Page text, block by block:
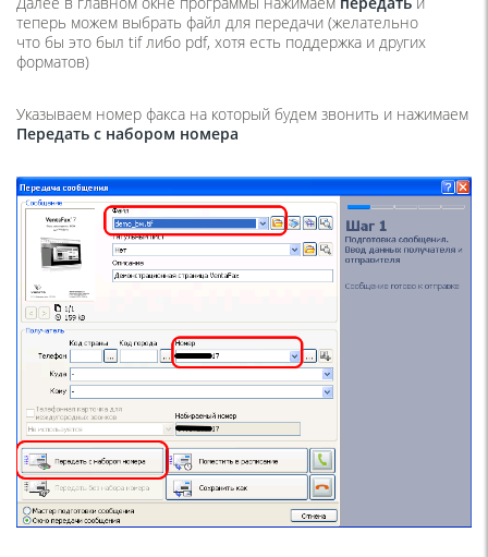
теперь можем выбрать файл для передачи (желательно
что бы это был tif либо pdf, хотя есть поддержка и других
форматов)
Указываем номер факса на который будем звонить и нажимаем
Передать с набором номера